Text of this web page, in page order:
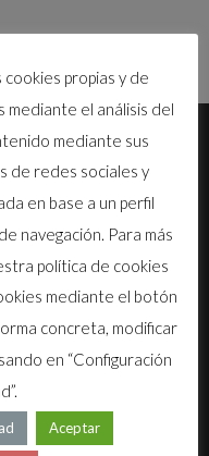
que garantiza la
propias y de
mediante el análisis del
mediante sus
de redes sociales y
en base a un perfil
navegación. Para más
política de cookies
mediante el botón
concreta, modificar
en “Configuración
Aceptar